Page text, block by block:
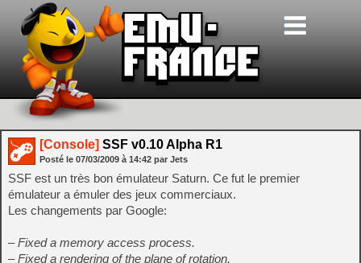
[Console] SSF v0.10 Alpha R1
Posté le 07/03/2009 à 14:42 par Jets
SSF est un très bon émulateur Saturn. Ce fut le premier
émulateur a émuler des jeux commerciaux.
Les changements par Google:
– Fixed a memory access process.
– Fixed a rendering of the plane of rotation.